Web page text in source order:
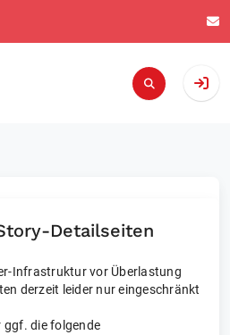
Detailseiten
Infrastruktur vor Überlastung
derzeit leider nur eingeschränkt
ggf. die folgende